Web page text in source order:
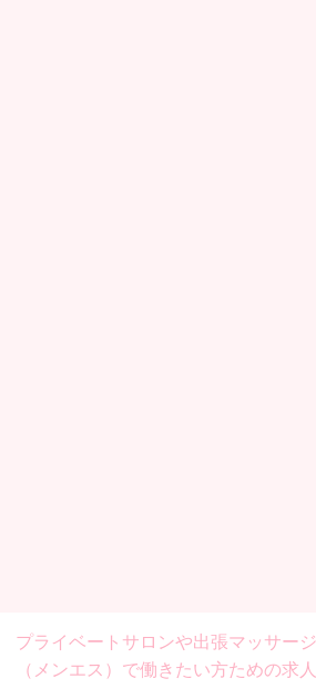
プライベートサロンや出張マッサー
（メンエス）で働きたい方ための求人